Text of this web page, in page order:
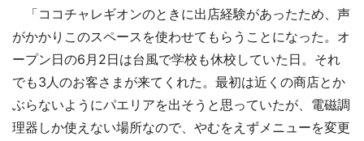
「ココチャレギオンのときに出店経験があったため、声
がかかりこのスペースを使わせてもらうことになった。オ
ープン日の6月2日は台風で学校も休校していた日。それ
でも3人のお客さまが来てくれた。最初は近くの商店とか
ぶらないようにパエリアを出そうと思っていたが、電磁調
理器しか使えない場所なので、やむをえずメニューを変更